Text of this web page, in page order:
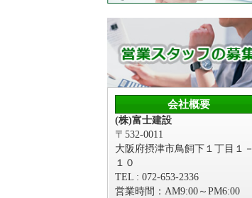
会社概要
(株)富士建設
〒532-0011
大阪府摂津市鳥飼下１丁目１－
１０
TEL : 072-653-2336
営業時間：AM9:00～PM6:00